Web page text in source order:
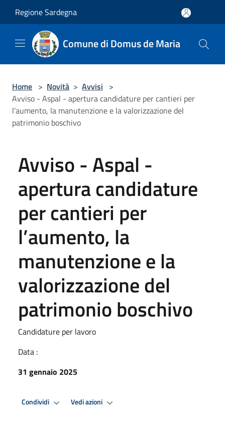
Regione Sardegna
Comune di Domus de Maria
Home > Novità > Avvisi >
Avviso - Aspal - apertura candidature per cantieri per
l’aumento, la manutenzione e la valorizzazione del
patrimonio boschivo
Avviso - Aspal -
apertura candidature
per cantieri per
l’aumento, la
manutenzione e la
valorizzazione del
patrimonio boschivo
Candidature per lavoro
Data :
31 gennaio 2025
Condividi Vedi azioni